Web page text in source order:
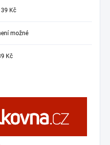
Kč
možné
Kč